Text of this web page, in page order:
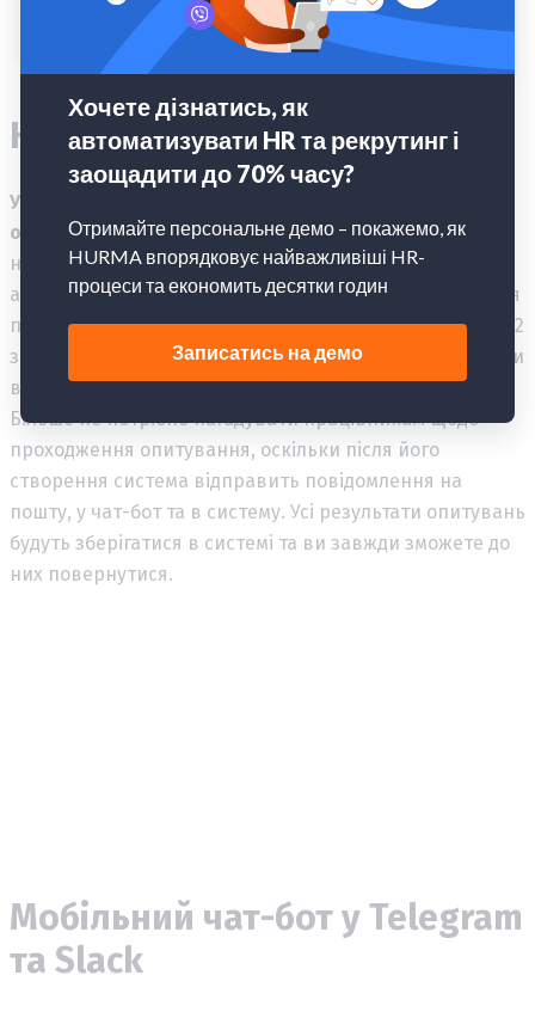
Конструктор опитувань
Усього декілька кліків потрібно, щоб створити
опитування будь-якої складностів HURMA та
надіслати їх конкретним співробітникам, командам
або компанії. У системі ви можете створити анкету для
проведення Performance Review, опитування eNPS, Q12
згідно з вже готовими шаблонами, а також створювати
власні опитувальники.
Більше не потрібно нагадувати працівникам щодо
проходження опитування, оскільки після його
створення система відправить повідомлення на
пошту, у чат-бот та в систему. Усі результати опитувань
будуть зберігатися в системі та ви завжди зможете до
них повернутися.
Мобільний чат-бот у Telegram
та Slack